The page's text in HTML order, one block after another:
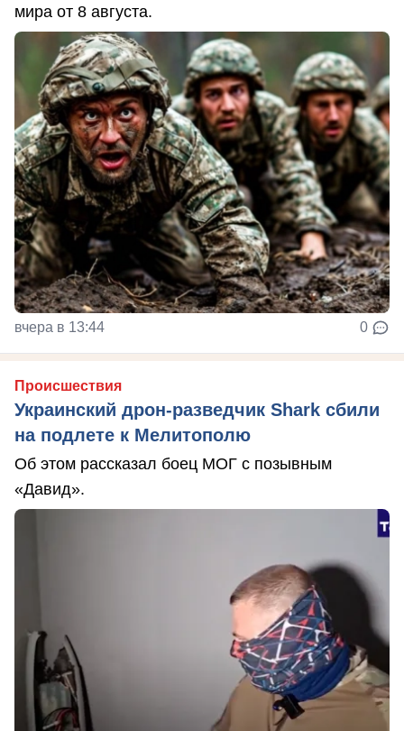
мира от 8 августа.
вчера в 13:44 0
Происшествия
Украинский дрон-разведчик Shark сбили
на подлете к Мелитополю
Об этом рассказал боец МОГ с позывным
«Давид».